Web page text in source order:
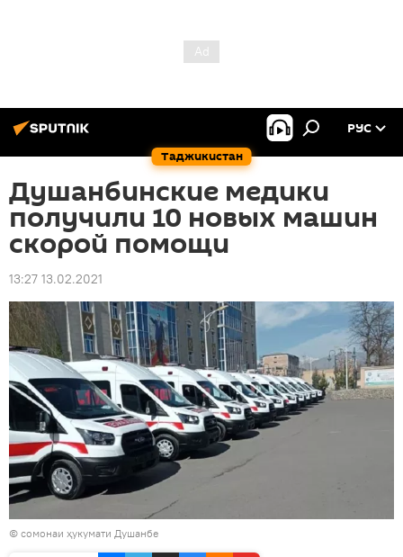
Таджикистан
РУС
Душанбинские медики
получили 10 новых машин
скорой помощи
13:27 13.02.2021
© сомонаи ҳукумати Душанбе